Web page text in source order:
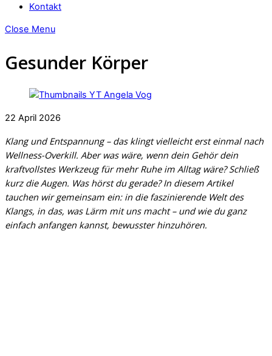
Kontakt
Close Menu
Gesunder Körper
22 April 2026
Klang und Entspannung – das klingt vielleicht erst einmal nach
Wellness-Overkill. Aber was wäre, wenn dein Gehör dein
kraftvollstes Werkzeug für mehr Ruhe im Alltag wäre? Schließ
kurz die Augen. Was hörst du gerade? In diesem Artikel
tauchen wir gemeinsam ein: in die faszinierende Welt des
Klangs, in das, was Lärm mit uns macht – und wie du ganz
einfach anfangen kannst, bewusster hinzuhören.